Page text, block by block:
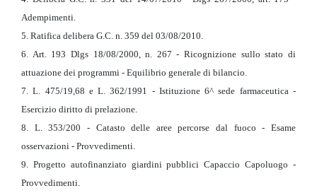
Adempimenti.
5. Ratifica delibera G.C. n. 359 del 03/08/2010.
6. Art. 193 Dlgs 18/08/2000, n. 267 - Ricognizione sullo stato di
attuazione dei programmi - Equilibrio generale di bilancio.
7. L. 475/19,68 e L. 362/1991 - Istituzione 6^ sede farmaceutica -
Esercizio diritto di prelazione.
8. L. 353/200 - Catasto delle aree percorse dal fuoco - Esame
osservazioni - Provvedimenti.
9. Progetto autofinanziato giardini pubblici Capaccio Capoluogo -
Provvedimenti.